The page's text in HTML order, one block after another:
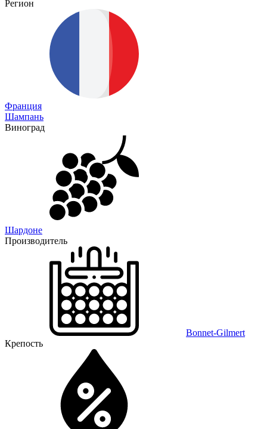
Регион
Франция
Шампань
Виноград
Шардоне
Производитель
Bonnet-Gilmert
Крепость